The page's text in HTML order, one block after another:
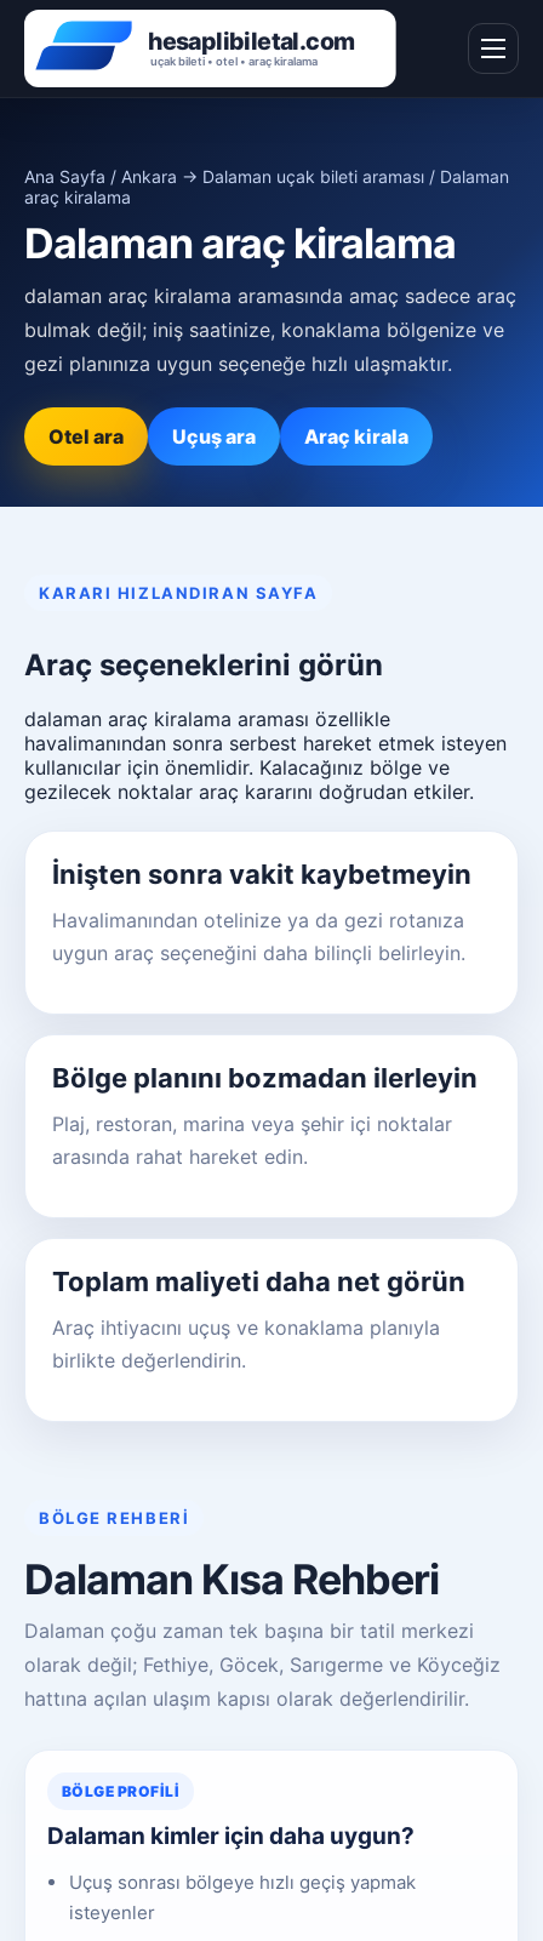
Ana Sayfa / Ankara → Dalaman uçak bileti araması / Dalaman
araç kiralama
Dalaman araç kiralama
dalaman araç kiralama aramasında amaç sadece araç
bulmak değil; iniş saatinize, konaklama bölgenize ve
gezi planınıza uygun seçeneğe hızlı ulaşmaktır.
Otel ara Uçuş ara Araç kirala
KARARI HIZLANDIRAN SAYFA
Araç seçeneklerini görün
dalaman araç kiralama araması özellikle
havalimanından sonra serbest hareket etmek isteyen
kullanıcılar için önemlidir. Kalacağınız bölge ve
gezilecek noktalar araç kararını doğrudan etkiler.
İnişten sonra vakit kaybetmeyin
Havalimanından otelinize ya da gezi rotanıza
uygun araç seçeneğini daha bilinçli belirleyin.
Bölge planını bozmadan ilerleyin
Plaj, restoran, marina veya şehir içi noktalar
arasında rahat hareket edin.
Toplam maliyeti daha net görün
Araç ihtiyacını uçuş ve konaklama planıyla
birlikte değerlendirin.
BÖLGE REHBERI
Dalaman Kısa Rehberi
Dalaman çoğu zaman tek başına bir tatil merkezi
olarak değil; Fethiye, Göcek, Sarıgerme ve Köyceğiz
hattına açılan ulaşım kapısı olarak değerlendirilir.
BÖLGE PROFILI
Dalaman kimler için daha uygun?
Uçuş sonrası bölgeye hızlı geçiş yapmak
isteyenler